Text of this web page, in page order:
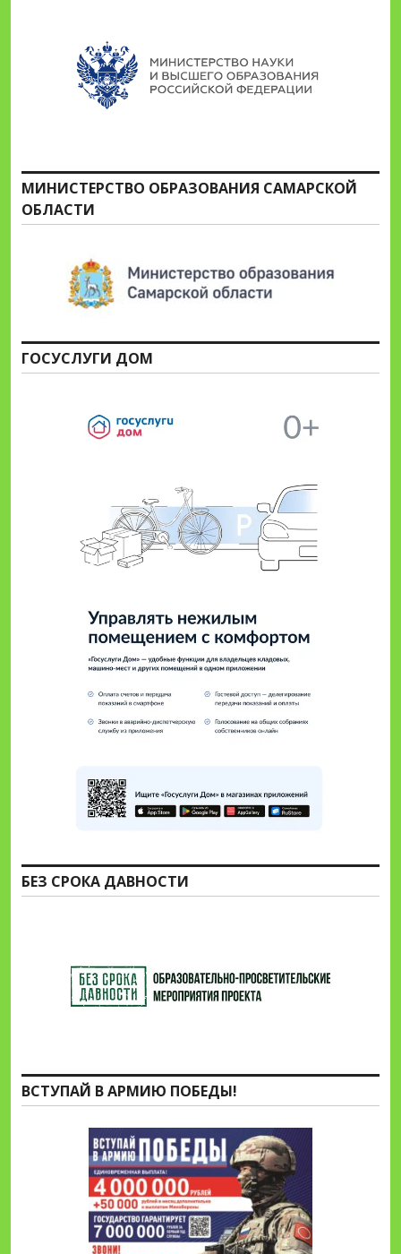
МИНИСТЕРСТВО ОБРАЗОВАНИЯ САМАРСКОЙ
ОБЛАСТИ
ГОСУСЛУГИ ДОМ
БЕЗ СРОКА ДАВНОСТИ
ВСТУПАЙ В АРМИЮ ПОБЕДЫ!